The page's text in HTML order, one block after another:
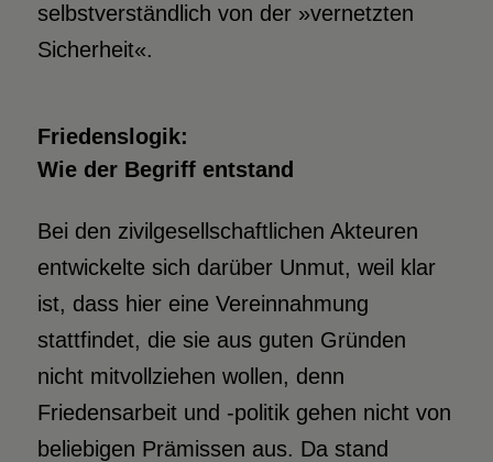
selbstverständlich von der »vernetzten
Sicherheit«.
Friedenslogik:
Wie der Begriff entstand
Bei den zivilgesellschaftlichen Akteuren
entwickelte sich darüber Unmut, weil klar
ist, dass hier eine Vereinnahmung
stattfindet, die sie aus guten Gründen
nicht mitvollziehen wollen, denn
Friedensarbeit und -politik gehen nicht von
beliebigen Prämissen aus. Da stand